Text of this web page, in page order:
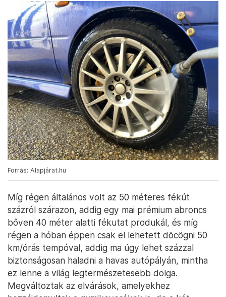
Forrás: Alapjárat.hu
Míg régen általános volt az 50 méteres fékút
százról szárazon, addig egy mai prémium abroncs
bőven 40 méter alatti fékutat produkál, és míg
régen a hóban éppen csak el lehetett döcögni 50
km/órás tempóval, addig ma úgy lehet százzal
biztonságosan haladni a havas autópályán, mintha
ez lenne a világ legtermészetesebb dolga.
Megváltoztak az elvárások, amelyekhez